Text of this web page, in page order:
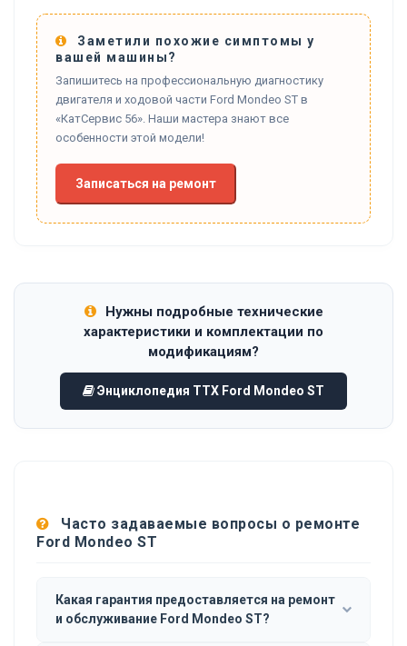
Заметили похожие симптомы у
вашей машины?
Запишитесь на профессиональную диагностику
двигателя и ходовой части Ford Mondeo ST в
«КатСервис 56». Наши мастера знают все
особенности этой модели!
Записаться на ремонт
Нужны подробные технические
характеристики и комплектации по
модификациям?
Энциклопедия ТТХ Ford Mondeo ST
Часто задаваемые вопросы о ремонте
Ford Mondeo ST
Какая гарантия предоставляется на ремонт
и обслуживание Ford Mondeo ST?